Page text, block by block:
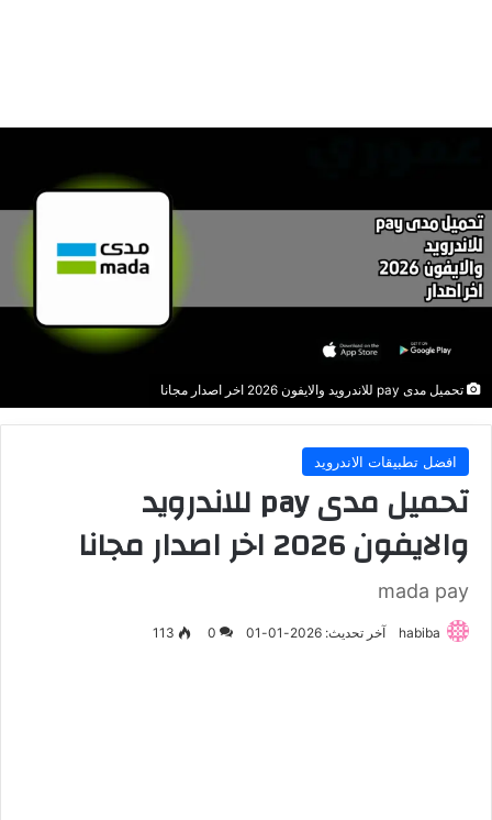
تحميل مدى pay للاندرويد والايفون 2026 اخر اصدار مجانا
افضل تطبيقات الاندرويد
تحميل مدى pay للاندرويد
والايفون 2026 اخر اصدار مجانا
mada pay
habiba آخر تحديث: 2026-01-01 0
113